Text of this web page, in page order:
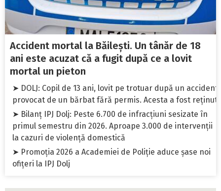
Accident mortal la Băilești. Un tânăr de 18
ani este acuzat că a fugit după ce a lovit
mortal un pieton
➤ DOLJ: Copil de 13 ani, lovit pe trotuar după un accident
provocat de un bărbat fără permis. Acesta a fost reținut
➤ Bilanț IPJ Dolj: Peste 6.700 de infracțiuni sesizate în
primul semestru din 2026. Aproape 3.000 de intervenții
la cazuri de violență domestică
➤ Promoția 2026 a Academiei de Poliție aduce șase noi
ofițeri la IPJ Dolj